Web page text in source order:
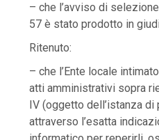
– che l’avviso di
57 è stato prodotto in
Ritenuto:
– che l’Ente locale
atti amministrativi sopra
IV (oggetto dell’istanza
attraverso l’esatta